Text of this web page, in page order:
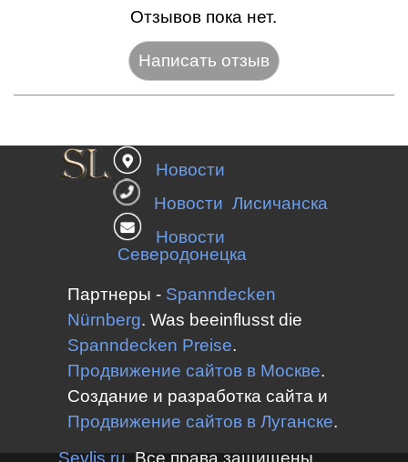
Отзывов пока нет.
Оценка:*
Сообщение:*
Новости
Новости Лисичанска
Новости
Северодонецка
Sevlis.ru Все права защищены.
Партнеры - Spanndecken
Nürnberg. Was beeinflusst die
Spanndecken Preise.
Продвижение сайтов в Москве.
Создание и разработка сайта и
Продвижение сайтов в Луганске.